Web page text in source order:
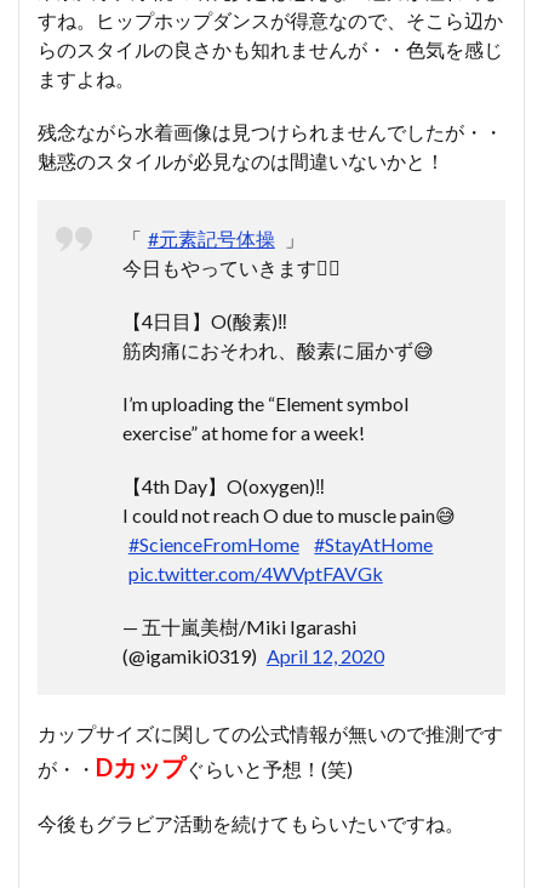
すね。ヒップホップダンスが得意なので、そこら辺か
らのスタイルの良さかも知れませんが・・色気を感じ
ますよね。
残念ながら水着画像は見つけられませんでしたが・・
魅惑のスタイルが必見なのは間違いないかと！
「 #元素記号体操
」
今日もやっていきます🤸‍♀️
【4日目】O(酸素)‼️
筋肉痛におそわれ、酸素に届かず😅
I’m uploading the “Element symbol
exercise” at home for a week!
【4th Day】O(oxygen)‼️
I could not reach O due to muscle pain😅
#ScienceFromHome
#StayAtHome
pic.twitter.com/4WVptFAVGk
— 五十嵐美樹/Miki Igarashi
(@igamiki0319) April 12, 2020
カップサイズに関しての公式情報が無いので推測です
が・・ Dカップぐらいと予想！(笑)
今後もグラビア活動を続けてもらいたいですね。